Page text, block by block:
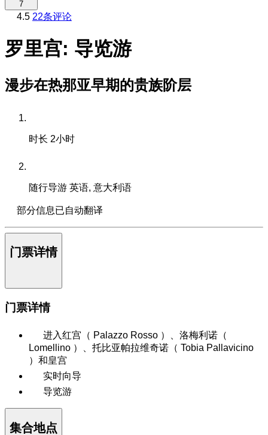
7
4.5 22条评论
罗里宫: 导览游
漫步在热那亚早期的贵族阶层
时长 2小时
随行导游 英语, 意大利语
部分信息已自动翻译
门票详情
门票详情
进入红宫（ Palazzo Rosso ）、洛梅利诺（
Lomellino ）、托比亚帕拉维奇诺（ Tobia Pallavicino
）和皇宫
实时向导
导览游
集合地点